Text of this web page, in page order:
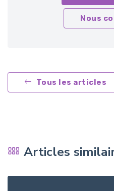
Nous
Tous les articles
Articles